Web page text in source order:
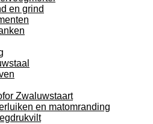
en grind
Zwaluwstaart
en matomranding